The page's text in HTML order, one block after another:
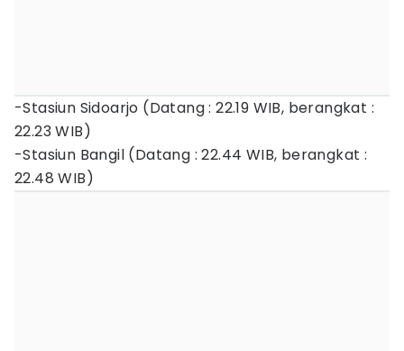
-Stasiun Sidoarjo (Datang : 22.19 WIB, berangkat :
22.23 WIB)
-Stasiun Bangil (Datang : 22.44 WIB, berangkat :
22.48 WIB)